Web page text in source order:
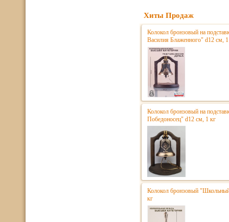
Хиты Продаж
Колокол бронзовый на
Василия Блаженного" d12 см,
Колокол бронзовый на
Победоносец" d12 см, 1 кг
Колокол бронзовый
кг